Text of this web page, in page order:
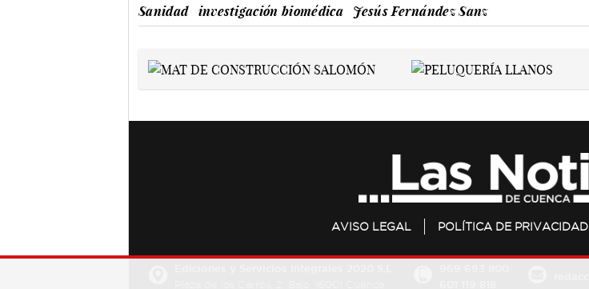
Sanidad
investigación biomédica Jesús Fernández Sanz
AVISO LEGAL POLÍTICA DE PRIVACIDAD